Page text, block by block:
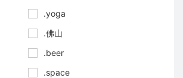
.yoga
.佛山
.beer
.space